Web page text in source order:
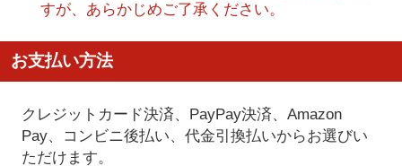
すが、あらかじめご了承ください。
お支払い方法
クレジットカード決済、PayPay決済、Amazon
Pay、コンビニ後払い、代金引換払いからお選びい
ただけます。